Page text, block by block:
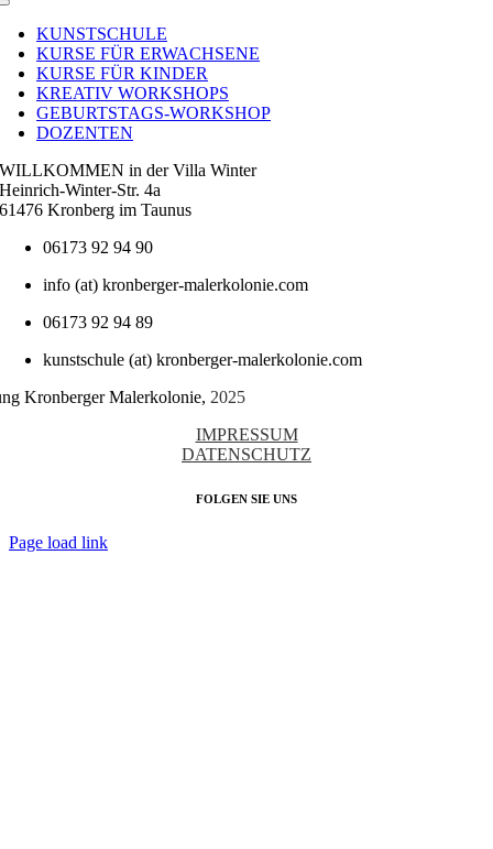
Toggle
NavigationKUNSTSCHULE
KURSE FÜR ERWACHSENE
KURSE FÜR KINDER
KREATIV WORKSHOPS
GEBURTSTAGS-WORKSHOP
DOZENTEN
WILLKOMMEN in der Villa Winter
Heinrich-Winter-Str. 4a
61476 Kronberg im Taunus
06173 92 94 90
info (at) kronberger-malerkolonie.com
06173 92 94 89
kunstschule (at) kronberger-malerkolonie.com
Kronberger Malerkolonie, 2025
IMPRESSUM
DATENSCHUTZ
FOLGEN SIE UNS
Page load link